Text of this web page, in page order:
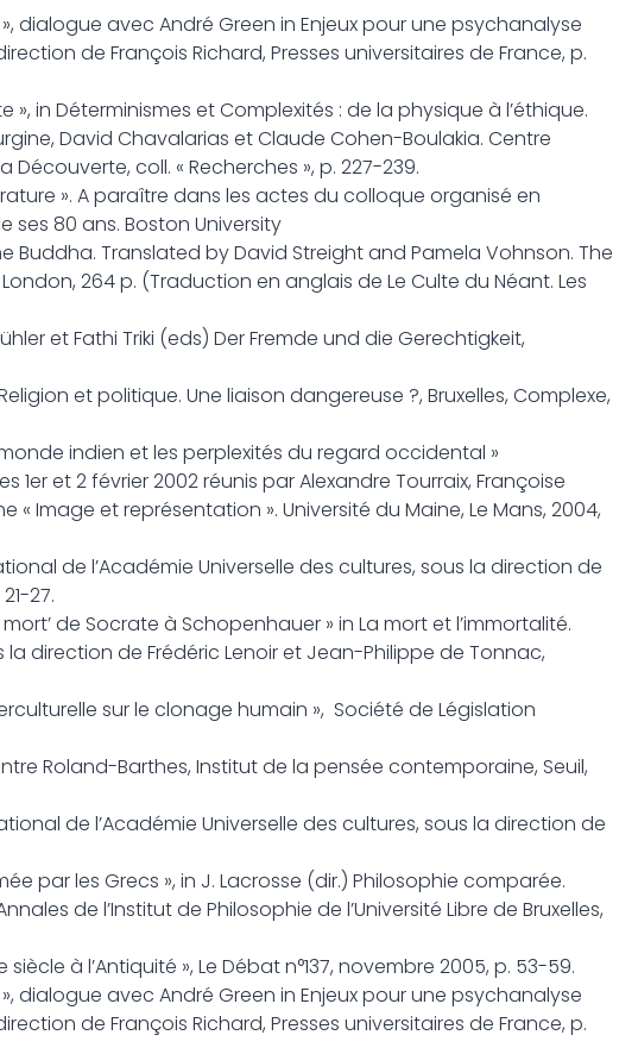
dialogue avec André Green in Enjeux pour une psychanalyse
de François Richard, Presses universitaires de France, p.
in Déterminismes et Complexités : de la physique à l’éthique.
David Chavalarias et Claude Cohen-Boulakia. Centre
coll. « Recherches », p. 227-239.
». A paraître dans les actes du colloque organisé en
ses 80 ans. Boston University
Buddha. Translated by David Streight and Pamela Vohnson. The
264 p. (Traduction en anglais de Le Culte du Néant. Les
et Fathi Triki (eds) Der Fremde und die Gerechtigkeit,
et politique. Une liaison dangereuse ?, Bruxelles, Complexe,
indien et les perplexités du regard occidental »
et 2 février 2002 réunis par Alexandre Tourraix, Françoise
Image et représentation ». Université du Maine, Le Mans, 2004,
de l’Académie Universelle des cultures, sous la direction de
27.
de Socrate à Schopenhauer » in La mort et l’immortalité.
direction de Frédéric Lenoir et Jean-Philippe de Tonnac,
sur le clonage humain », Société de Législation
Roland-Barthes, Institut de la pensée contemporaine, Seuil,
de l’Académie Universelle des cultures, sous la direction de
par les Grecs », in J. Lacrosse (dir.) Philosophie comparée.
de l’Institut de Philosophie de l’Université Libre de Bruxelles,
à l’Antiquité », Le Débat n°137, novembre 2005, p. 53-59.
dialogue avec André Green in Enjeux pour une psychanalyse
de François Richard, Presses universitaires de France, p.